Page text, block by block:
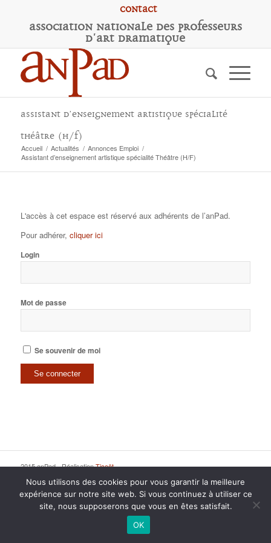
Contact
Association Nationale des Professeurs
d'Art Dramatique
Assistant d’enseignement artistique spécialité
Théâtre (H/F)
Accueil / Actualités / Annonces Emploi /
Assistant d’enseignement artistique spécialité Théâtre (H/F)
L'accès à cet espace est réservé aux adhérents de l’anPad.
Pour adhérer, cliquer ici
Login
Mot de passe
Se souvenir de moi
2015 anPad - RéalisationTicoët
Mentions Légales
Nous écrire
Nous utilisons des cookies pour vous garantir la meilleure
expérience sur notre site web. Si vous continuez à utiliser ce
site, nous supposerons que vous en êtes satisfait.
OK